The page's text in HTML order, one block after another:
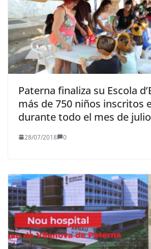
Paterna finaliza su Escola
más de 750 niños inscritos
durante todo el mes de julio
28/07/2018 0